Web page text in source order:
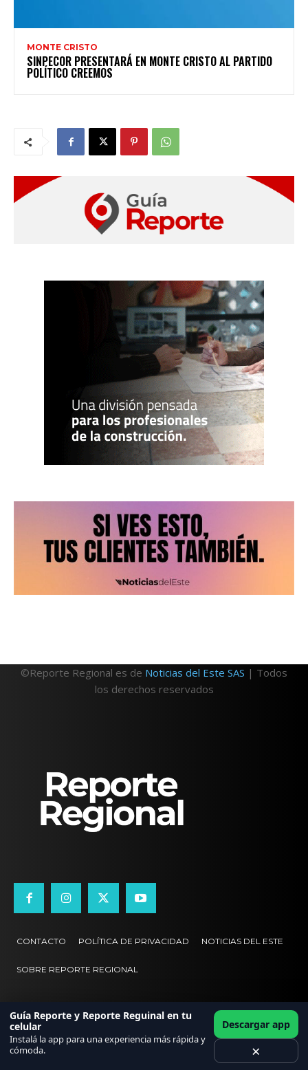
MONTE CRISTO
SINPECOR PRESENTARÁ EN MONTE CRISTO AL PARTIDO
POLÍTICO CREEMOS
©Reporte Regional es de Noticias del Este SAS | Todos
los derechos reservados
CONTACTO POLÍTICA DE PRIVACIDAD NOTICIAS DEL ESTE
SOBRE REPORTE REGIONAL
Guía Reporte y Reporte Reguinal en tu
celular
Instalá la app para una experiencia más rápida y
cómoda.
Descargar app
×